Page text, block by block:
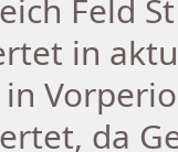
Feld
in
da